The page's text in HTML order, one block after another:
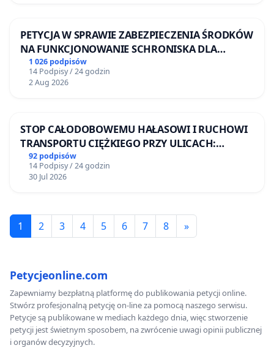
PETYCJA W SPRAWIE ZABEZPIECZENIA ŚRODKÓW
NA FUNKCJONOWANIE SCHRONISKA DLA
BEZDOMNYCH ZWIERZĄT W SKARYSZEWIE
1 026 podpisów
14 Podpisy / 24 godzin
2 Aug 2026
STOP CAŁODOBOWEMU HAŁASOWI I RUCHOWI
TRANSPORTU CIĘŻKIEGO PRZY ULICACH:
DRUCKIEGO-LUBECKIEGO, STALMACHA I
RUGIAŃSKIEJ
92 podpisów
14 Podpisy / 24 godzin
30 Jul 2026
1 2 3 4 5 6 7 8 »
Petycjeonline.com
Zapewniamy bezpłatną platformę do publikowania petycji online.
Stwórz profesjonalną petycję on-line za pomocą naszego serwisu.
Petycje są publikowane w mediach każdego dnia, więc stworzenie
petycji jest świetnym sposobem, na zwrócenie uwagi opinii publicznej
i organów decyzyjnych.